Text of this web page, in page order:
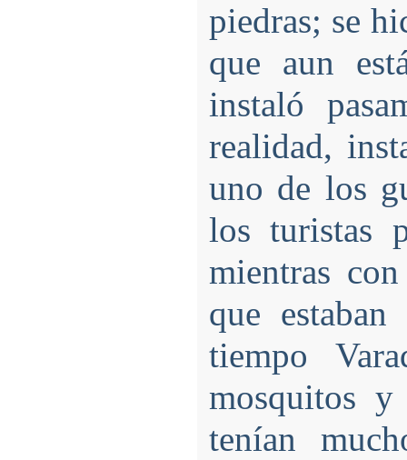
piedras; se
que aun
instaló
realidad,
uno de los
los turistas
mientras
que
tiempo
mosquitos y
tenían